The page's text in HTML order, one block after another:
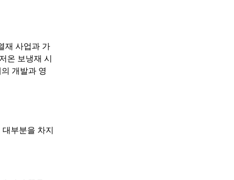
재 사업과 가
온 보냉재 시
개발과 영
부분을 차지